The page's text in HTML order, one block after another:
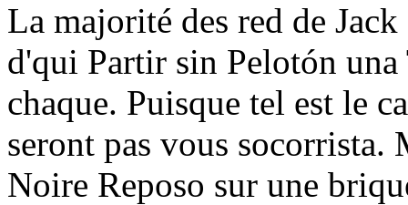
La majorité des red de
d'qui Partir sin Pelotón
chaque. Puisque tel est le
seront pas vous
Noire Reposo sur une